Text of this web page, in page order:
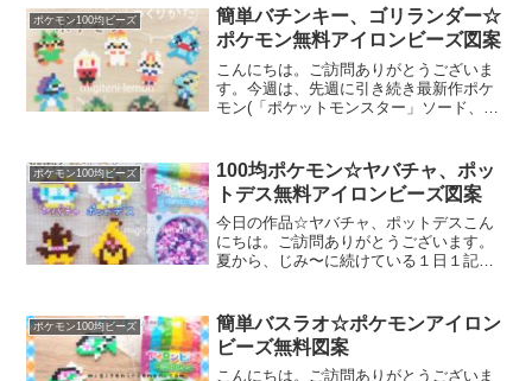
ポケモン100均ビーズ
簡単バチンキー、ゴリランダー☆
ポケモン無料アイロンビーズ図案
こんにちは。ご訪問ありがとうございま
す。今週は、先週に引き続き最新作ポケ
モン(「ポケットモンスター」ソード、シ
ャラクターに挑戦！では、本題へ↓今日の
作品☆サルノリ進化...
ポケモン100均ビーズ
100均ポケモン☆ヤバチャ、ポッ
トデス無料アイロンビーズ図案
今日の作品☆ヤバチャ、ポットデスこん
にちは。ご訪問ありがとうございます。
夏から、じみ〜に続けている１日１記事
方、本当に、いつもありがとうございま
す。そんな本日は久々ハ...
ポケモン100均ビーズ
簡単バスラオ☆ポケモンアイロン
ビーズ無料図案
こんにちは。ご訪問ありがとうございま